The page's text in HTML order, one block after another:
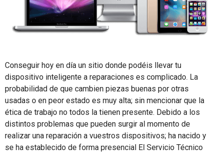
Conseguir hoy en día un sitio donde podéis llevar tu
dispositivo inteligente a reparaciones es complicado. La
probabilidad de que cambien piezas buenas por otras
usadas o en peor estado es muy alta; sin mencionar que la
ética de trabajo no todos la tienen presente. Debido a los
distintos problemas que pueden surgir al momento de
realizar una reparación a vuestros dispositivos; ha nacido y
se ha establecido de forma presencial El Servicio Técnico